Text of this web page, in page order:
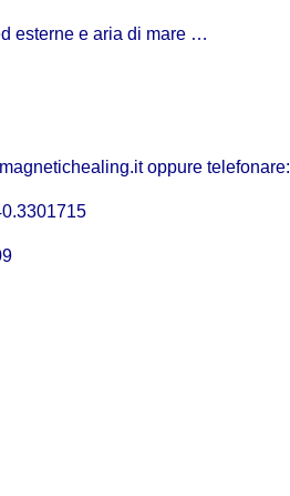
esterne e aria di mare …
oppure telefonare: